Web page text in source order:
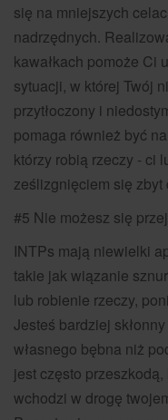
się na mniejszych
nadrzędnych.
kawałkach pomoże Ci
sytuacji, w której Twój
przytłoczony i
pomaga również być
którzy robią rzeczy - ci
ześlizgnięciem się
#5 Nie możesz się
INTPs mają niewielki
takie jak wiązanie
lub robienie rzeczy,
Jesteś bardziej
własnego bębna niż
jest często
wchodzi w drogę